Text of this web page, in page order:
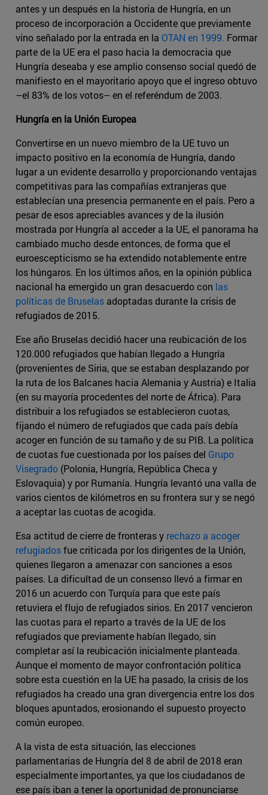
antes y un después en la historia de Hungría, en un
proceso de incorporación a Occidente que previamente
vino señalado por la entrada en la OTAN en 1999. Formar
parte de la UE era el paso hacia la democracia que
Hungría deseaba y ese amplio consenso social quedó de
manifiesto en el mayoritario apoyo que el ingreso obtuvo
–el 83% de los votos– en el referéndum de 2003.
Hungría en la Unión Europea
Convertirse en un nuevo miembro de la UE tuvo un
impacto positivo en la economía de Hungría, dando
lugar a un evidente desarrollo y proporcionando ventajas
competitivas para las compañías extranjeras que
establecían una presencia permanente en el país. Pero a
pesar de esos apreciables avances y de la ilusión
mostrada por Hungría al acceder a la UE, el panorama ha
cambiado mucho desde entonces, de forma que el
euroescepticismo se ha extendido notablemente entre
los húngaros. En los últimos años, en la opinión pública
nacional ha emergido un gran desacuerdo con las
políticas de Bruselas adoptadas durante la crisis de
refugiados de 2015.
Ese año Bruselas decidió hacer una reubicación de los
120.000 refugiados que habían llegado a Hungría
(provenientes de Siria, que se estaban desplazando por
la ruta de los Balcanes hacia Alemania y Austria) e Italia
(en su mayoría procedentes del norte de África). Para
distribuir a los refugiados se establecieron cuotas,
fijando el número de refugiados que cada país debía
acoger en función de su tamaño y de su PIB. La política
de cuotas fue cuestionada por los países del Grupo
Visegrado (Polonia, Hungría, República Checa y
Eslovaquia) y por Rumanía. Hungría levantó una valla de
varios cientos de kilómetros en su frontera sur y se negó
a aceptar las cuotas de acogida.
Esa actitud de cierre de fronteras y rechazo a acoger
refugiadosfue criticada por los dirigentes de la Unión,
quienes llegaron a amenazar con sanciones a esos
países. La dificultad de un consenso llevó a firmar en
2016 un acuerdo con Turquía para que este país
retuviera el flujo de refugiados sirios. En 2017 vencieron
las cuotas para el reparto a través de la UE de los
refugiados que previamente habían llegado, sin
completar así la reubicación inicialmente planteada.
Aunque el momento de mayor confrontación política
sobre esta cuestión en la UE ha pasado, la crisis de los
refugiados ha creado una gran divergencia entre los dos
bloques apuntados, erosionando el supuesto proyecto
común europeo.
A la vista de esta situación, las elecciones
parlamentarias de Hungría del 8 de abril de 2018 eran
especialmente importantes, ya que los ciudadanos de
ese país iban a tener la oportunidad de pronunciarse